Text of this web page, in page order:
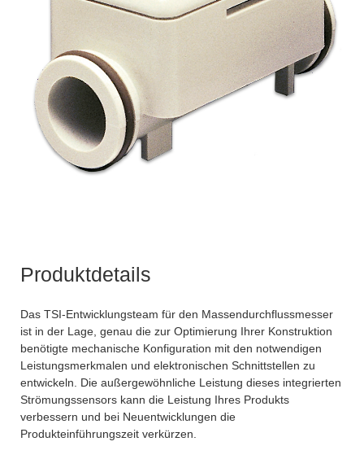
Produktdetails
Das TSI-Entwicklungsteam für den Massendurchflussmesser
ist in der Lage, genau die zur Optimierung Ihrer Konstruktion
benötigte mechanische Konfiguration mit den notwendigen
Leistungsmerkmalen und elektronischen Schnittstellen zu
entwickeln. Die außergewöhnliche Leistung dieses integrierten
Strömungssensors kann die Leistung Ihres Produkts
verbessern und bei Neuentwicklungen die
Produkteinführungszeit verkürzen.